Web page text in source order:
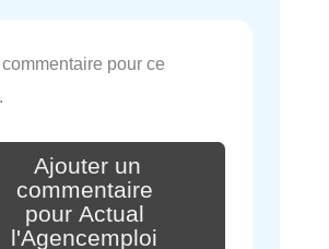
pour ce
Ajouter un
commentaire
pour Actual
l'Agencemploi